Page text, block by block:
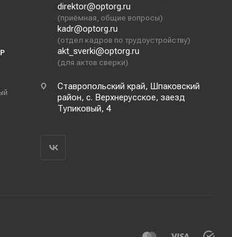
direktor@optorg.ru
(приёмная, общие вопросы)
kadr@optorg.ru
(отдел кадров по трудоустройству)
akt_sverki@optorg.ru
(для актов сверки)
Ставропольский край, Шпаковский
район, с. Верхнерусское, заезд
Тупиковый, 4